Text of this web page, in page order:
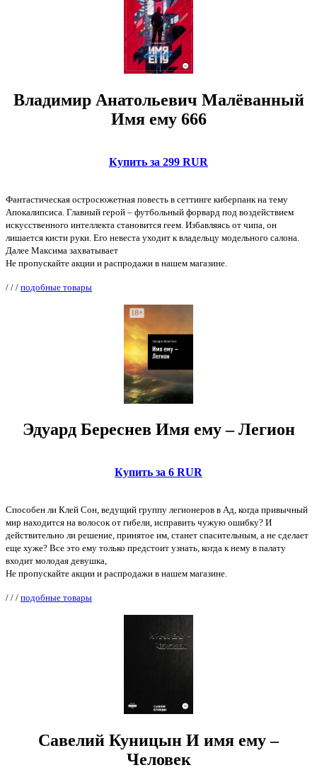
Владимир Анатольевич Малёванный
Имя ему 666
Купить за 299 RUR
Фантастическая остросюжетная повесть в сеттинге киберпанк на тему
Апокалипсиса. Главный герой – футбольный форвард под воздействием
искусственного интеллекта становится геем. Избавляясь от чипа, он
лишается кисти руки. Его невеста уходит к владельцу модельного салона.
Далее Максима захватывает
Не пропускайте акции и распродажи в нашем магазине.
/ / / подобные товары
Эдуард Береснев Имя ему – Легион
Купить за 6 RUR
Способен ли Клей Сон, ведущий группу легионеров в Ад, когда привычный
мир находится на волосок от гибели, исправить чужую ошибку? И
действительно ли решение, принятое им, станет спасительным, а не сделает
еще хуже? Все это ему только предстоит узнать, когда к нему в палату
входит молодая девушка,
Не пропускайте акции и распродажи в нашем магазине.
/ / / подобные товары
Савелий Куницын И имя ему –
Человек